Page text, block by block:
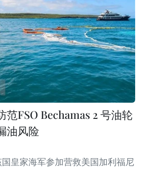
范FSO Bechamas 2 号油轮
油风险
皇家海军参加营救美国加利福尼